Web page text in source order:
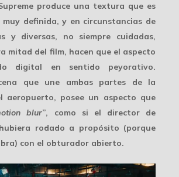
produce una textura que es
muy definida, y en circunstancias de
y diversas, no siempre cuidadas,
mitad del film, hacen que el aspecto
digital en sentido peyorativo.
que une ambas partes de la
aeropuerto, posee un aspecto que
blur”, como si el director de
rodado a propósito (porque
con el obturador abierto.